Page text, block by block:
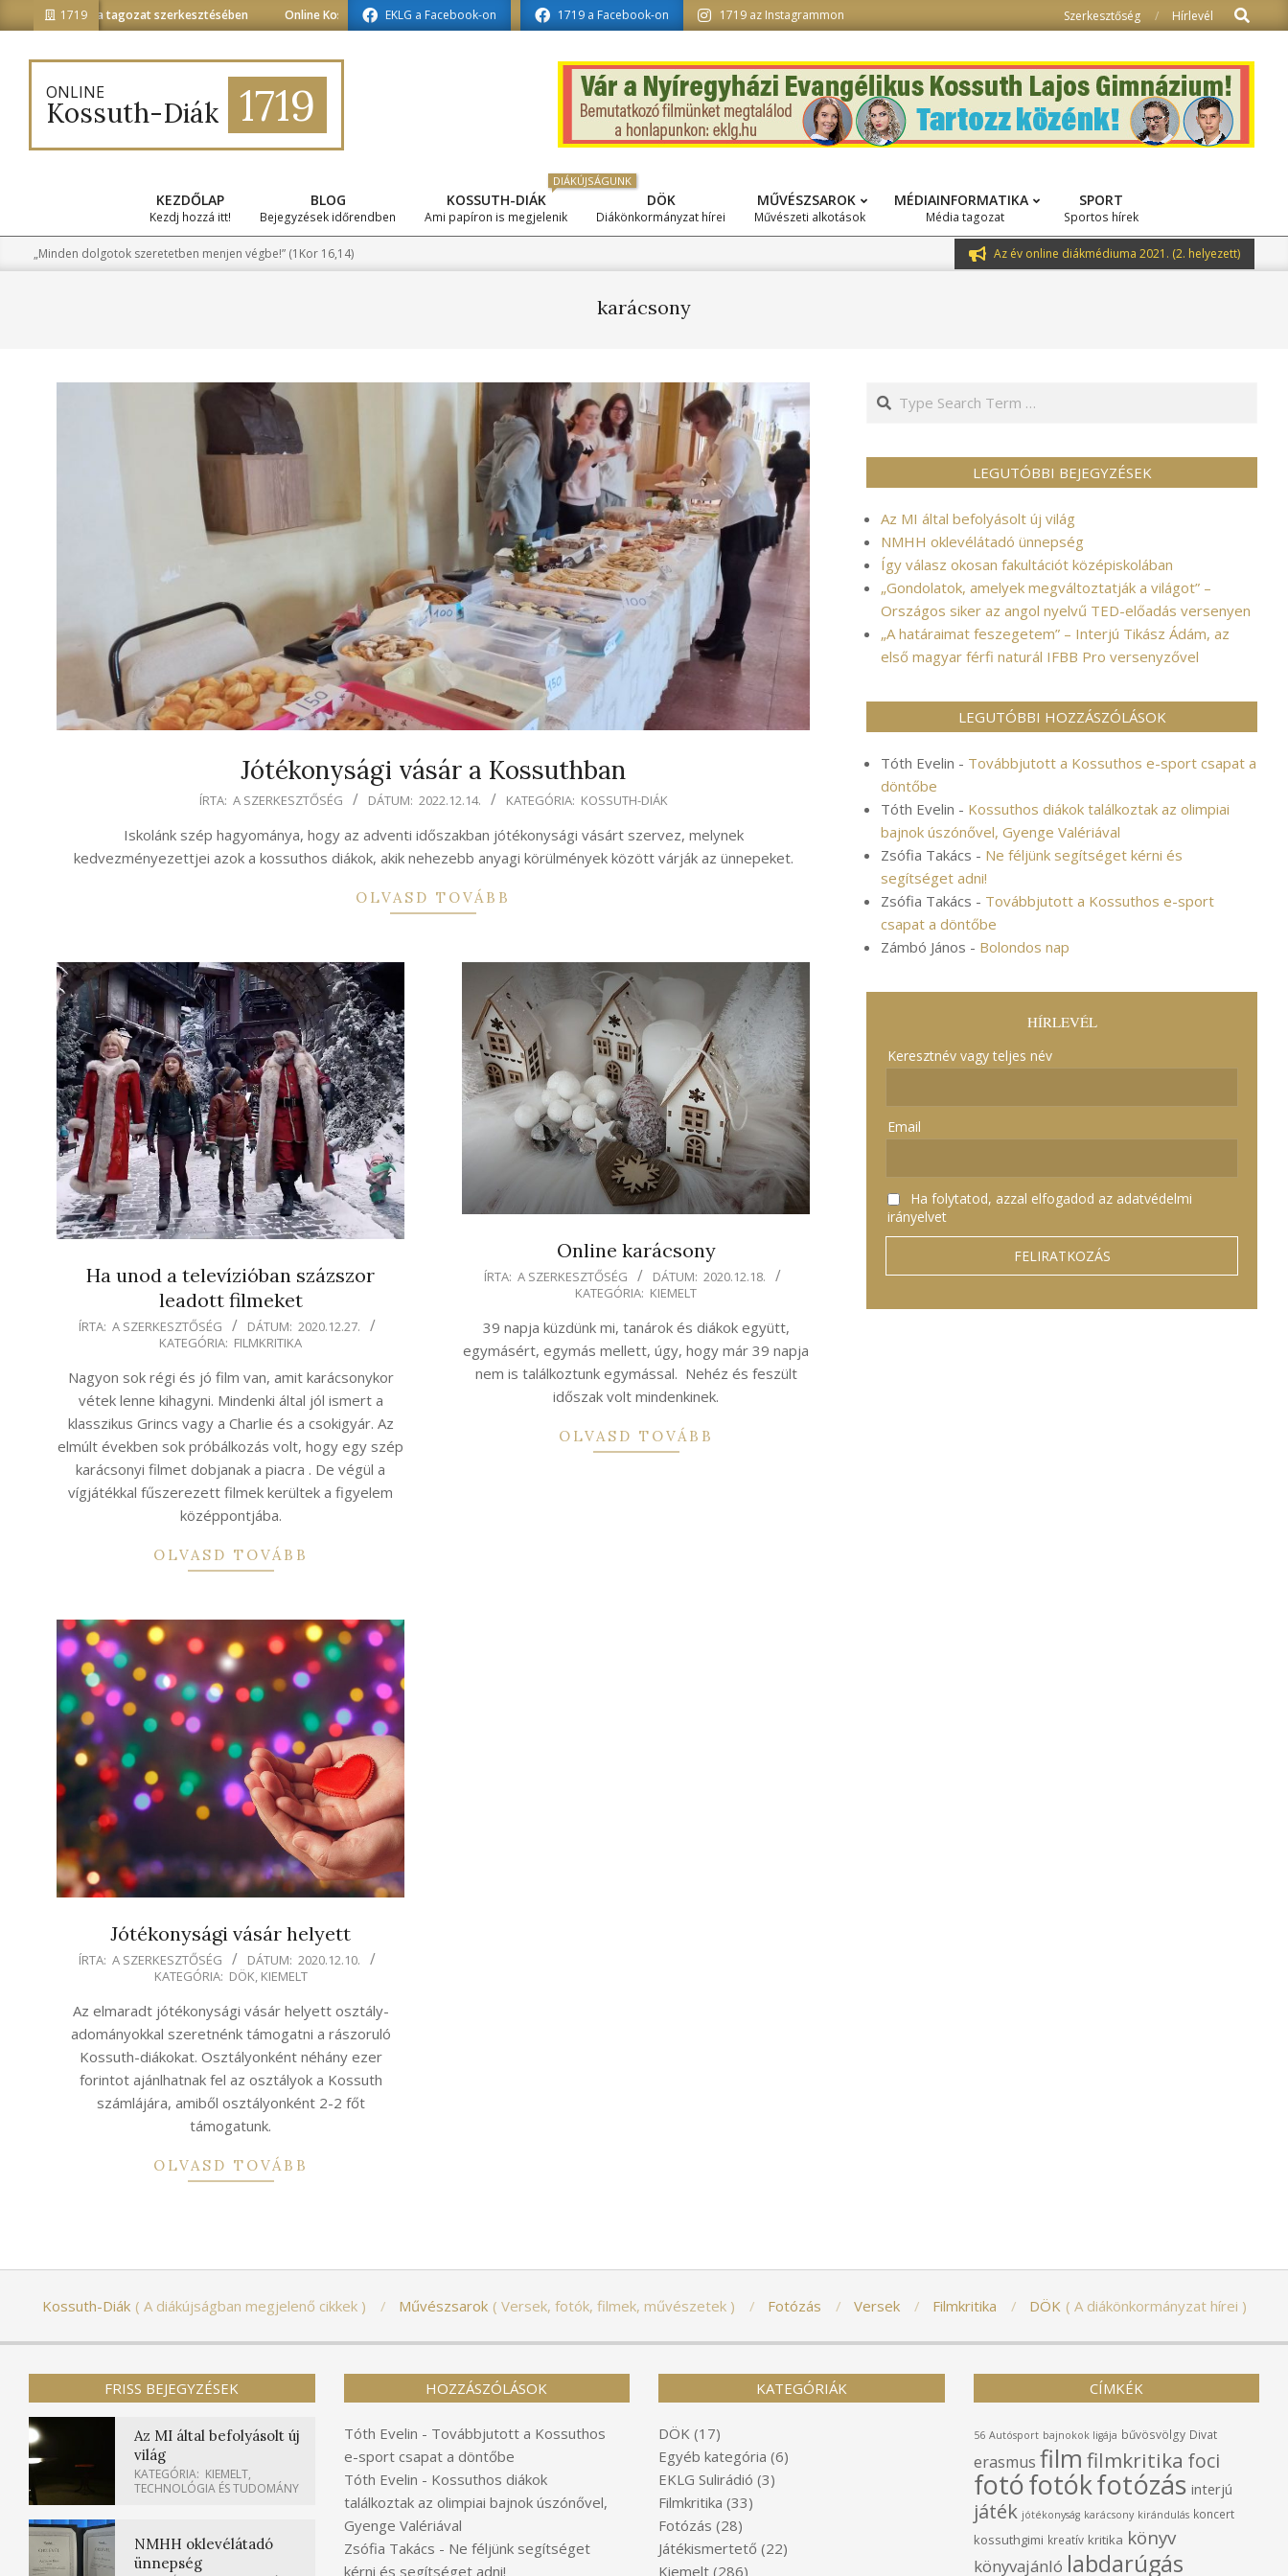
to
content
1719
tagozat szerkesztésében Online Kossuth-Diák a médiainformatika tagozat szerkesztésében
EKLG a Facebook-on 1719 a Facebook-on 1719 az Instagrammon Szerkesztőség Hírlevél Search
ONLINE
Kossuth-Diák 1719
Primary
Navigation
KEZDŐLAP
Kezdj hozzá itt!
BLOG
Bejegyzések időrendben
KOSSUTH-DIÁK
DIÁKÚJSÁGUNK
Ami papíron is megjelenik
DÖK
Diákönkormányzat hírei
MŰVÉSZSAROK
Művészeti alkotások
MÉDIAINFORMATIKA
Média tagozat
SPORT
Sportos hírek
„Minden dolgotok szeretetben menjen végbe!” (1Kor 16,14) Az év online diákmédiuma 2021. (2. helyezett)
karácsony
Jótékonysági vásár a Kossuthban
ÍRTA: A SZERKESZTŐSÉG DÁTUM: 2022.12.14. KATEGÓRIA: KOSSUTH-DIÁK
Iskolánk szép hagyománya, hogy az adventi időszakban jótékonysági vásárt szervez, melynek
kedvezményezettjei azok a kossuthos diákok, akik nehezebb anyagi körülmények között várják az ünnepeket.
OLVASD TOVÁBB
Ha unod a televízióban százszor
leadott filmeket
2020-
27
ÍRTA: A SZERKESZTŐSÉG DÁTUM: 2020.12.27.
KATEGÓRIA: FILMKRITIKA
Nagyon sok régi és jó film van, amit karácsonykor
vétek lenne kihagyni. Mindenki által jól ismert a
klasszikus Grincs vagy a Charlie és a csokigyár. Az
elmúlt években sok próbálkozás volt, hogy egy szép
karácsonyi filmet dobjanak a piacra . De végül a
vígjátékkal fűszerezett filmek kerültek a figyelem
középpontjába.
OLVASD TOVÁBB
Online karácsony
2020-
ÍRTA: A SZERKESZTŐSÉG DÁTUM: 2020.12.18.
KATEGÓRIA: KIEMELT
39 napja küzdünk mi, tanárok és diákok együtt,
egymásért, egymás mellett, úgy, hogy már 39 napja
nem is találkoztunk egymással. Nehéz és feszült
időszak volt mindenkinek.
OLVASD TOVÁBB
Jótékonysági vásár helyett
2020-
ÍRTA: A SZERKESZTŐSÉG DÁTUM: 2020.12.10.
KATEGÓRIA: DÖK, KIEMELT
Az elmaradt jótékonysági vásár helyett osztály-
adományokkal szeretnénk támogatni a rászoruló
Kossuth-diákokat. Osztályonként néhány ezer
forintot ajánlhatnak fel az osztályok a Kossuth
számlájára, amiből osztályonként 2-2 főt
támogatunk.
OLVASD TOVÁBB
Search
LEGUTÓBBI BEJEGYZÉSEK
Az MI által befolyásolt új világ
NMHH oklevélátadó ünnepség
Így válasz okosan fakultációt középiskolában
„Gondolatok, amelyek megváltoztatják a világot” –
Országos siker az angol nyelvű TED-előadás versenyen
„A határaimat feszegetem” – Interjú Tikász Ádám, az
első magyar férfi naturál IFBB Pro versenyzővel
LEGUTÓBBI HOZZÁSZÓLÁSOK
Tóth Evelin - Továbbjutott a Kossuthos e-sport csapat a
döntőbe
Tóth Evelin - Kossuthos diákok találkoztak az olimpiai
bajnok úszónővel, Gyenge Valériával
Zsófia Takács - Ne féljünk segítséget kérni és
segítséget adni!
Zsófia Takács - Továbbjutott a Kossuthos e-sport
csapat a döntőbe
Zámbó János - Bolondos nap
HÍRLEVÉL
Keresztnév vagy teljes név
Email
Ha folytatod, azzal elfogadod az adatvédelmi
irányelvet
Kossuth-Diák A diákújságban megjelenő cikkek Művészsarok Versek, fotók, filmek, művészetek Fotózás Versek Filmkritika DÖK A diákönkormányzat hírei
FRISS BEJEGYZÉSEK
Az MI által befolyásolt új
világ
KATEGÓRIA: KIEMELT,
TECHNOLÓGIA ÉS TUDOMÁNY
NMHH oklevélátadó
ünnepség
HOZZÁSZÓLÁSOK
Tóth Evelin - Továbbjutott a Kossuthos
e-sport csapat a döntőbe
Tóth Evelin - Kossuthos diákok
találkoztak az olimpiai bajnok úszónővel,
Gyenge Valériával
Zsófia Takács - Ne féljünk segítséget
kérni és segítséget adni!
KATEGÓRIÁK
DÖK (17)
Egyéb kategória (6)
EKLG Sulirádió (3)
Filmkritika (33)
Fotózás (28)
Játékismertető (22)
Kiemelt (286)
CÍMKÉK
56 Autósport bajnokok ligája bűvösvölgy Divat
erasmus film filmkritika foci
fotófotókfotózás interjú
játék jótékonyság karácsony kirándulás koncert
kossuthgimi kreatív kritika könyv
könyvajánló labdarúgás